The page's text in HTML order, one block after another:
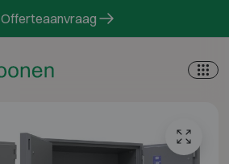
Offerteaanvraag